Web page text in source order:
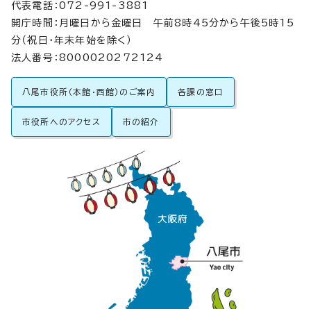
代表電話：072-991-3881
開庁時間：月曜日から金曜日 午前8時45分から午後5時15
分（祝日・年末年始を除く）
法人番号：8000020272124
八尾市役所（本館・西館）のご案内 各課の窓口
市役所へのアクセス 市の紹介